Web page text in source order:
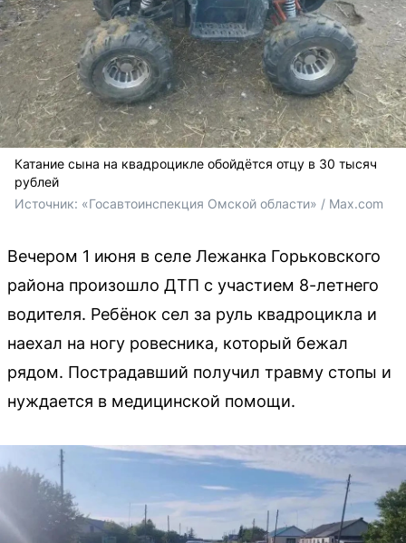
Катание сына на квадроцикле обойдётся отцу в 30 тысяч
рублей
Источник: «Госавтоинспекция Омской области» / Max.com
Вечером 1 июня в селе Лежанка Горьковского
района произошло ДТП с участием 8-летнего
водителя. Ребёнок сел за руль квадроцикла и
наехал на ногу ровесника, который бежал
рядом. Пострадавший получил травму стопы и
нуждается в медицинской помощи.